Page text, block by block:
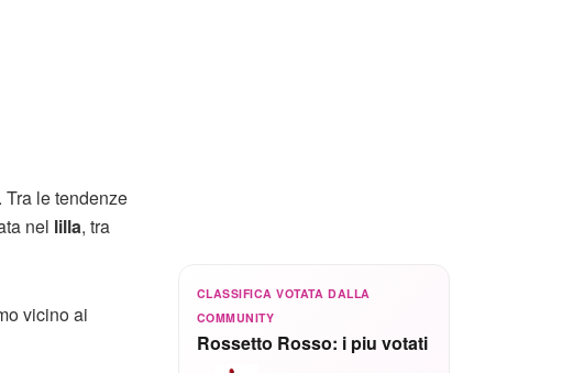
le tendenze
nel lilla, tra
vicino ai
CLASSIFICA VOTATA DALLA
COMMUNITY
Rossetto Rosso: i piu votati